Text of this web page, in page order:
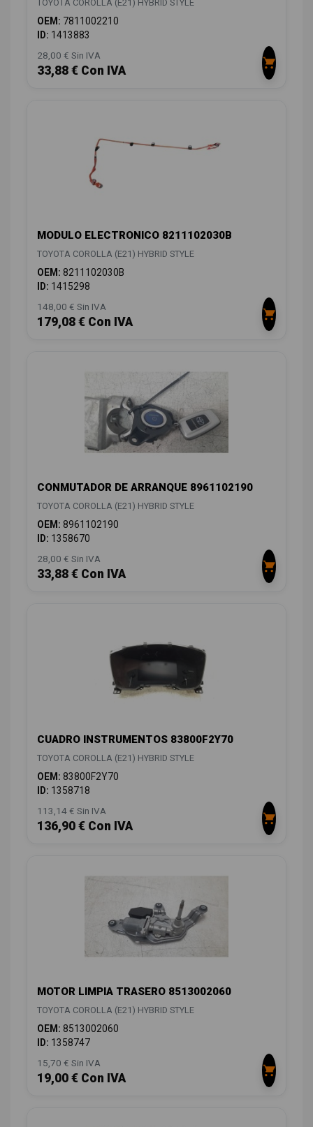
TOYOTA COROLLA (E21) HYBRID STYLE
OEM: 7811002210
ID: 1413883
28,00 € Sin IVA
33,88 € Con IVA
MODULO ELECTRONICO 8211102030B
TOYOTA COROLLA (E21) HYBRID STYLE
OEM: 8211102030B
ID: 1415298
148,00 € Sin IVA
179,08 € Con IVA
CONMUTADOR DE ARRANQUE 8961102190
TOYOTA COROLLA (E21) HYBRID STYLE
OEM: 8961102190
ID: 1358670
28,00 € Sin IVA
33,88 € Con IVA
CUADRO INSTRUMENTOS 83800F2Y70
TOYOTA COROLLA (E21) HYBRID STYLE
OEM: 83800F2Y70
ID: 1358718
113,14 € Sin IVA
136,90 € Con IVA
MOTOR LIMPIA TRASERO 8513002060
TOYOTA COROLLA (E21) HYBRID STYLE
OEM: 8513002060
ID: 1358747
15,70 € Sin IVA
19,00 € Con IVA